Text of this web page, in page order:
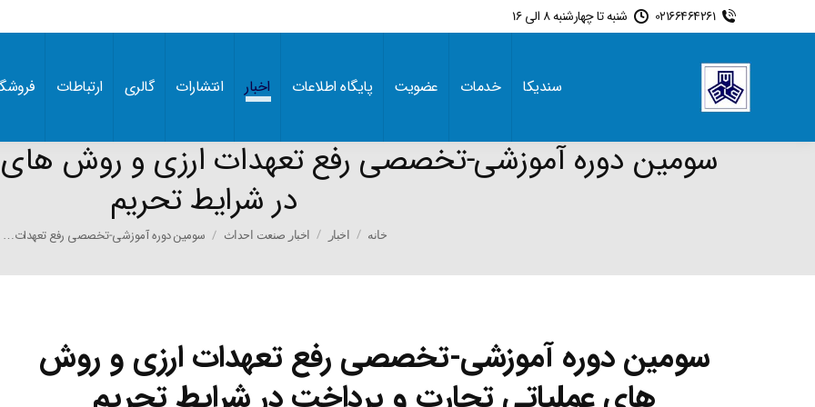
02166464261 شنبه تا چهارشنبه 8 الی 16
سندیکا خدمات عضویت پایگاه اطلاعات اخبار انتشارات گالری ارتباطات
سومین دوره آموزشی-تخصصی رفع تعهدات ارزی و روش های
در شرایط تحریم
You are here:
خانه اخبار اخبار صنعت احداث سومین دوره آموزشی-تخصصی رفع تعهدات…
سومین دوره آموزشی-تخصصی رفع تعهدات ارزی و روش